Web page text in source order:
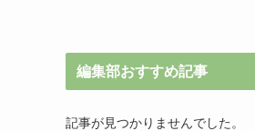
編集部おすすめ記事
記事が見つかりませんでした。